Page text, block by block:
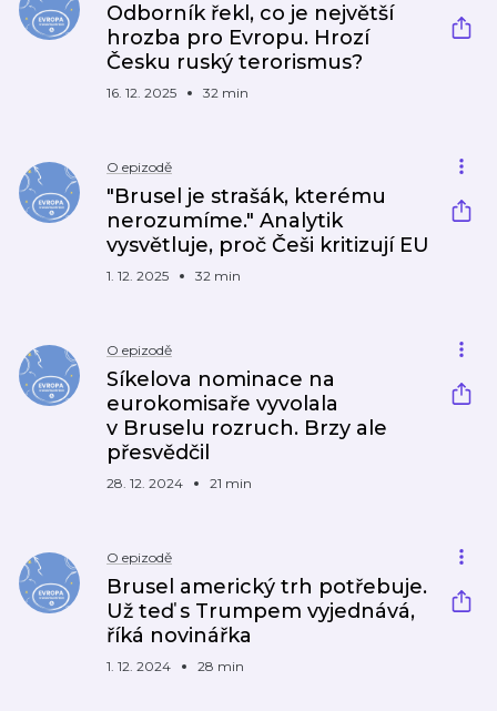
Odborník řekl, co je největší
hrozba pro Evropu. Hrozí
Česku ruský terorismus?
16. 12. 2025 32 min
O epizodě
"Brusel je strašák, kterému
nerozumíme." Analytik
vysvětluje, proč Češi kritizují EU
1. 12. 2025 32 min
O epizodě
Síkelova nominace na
eurokomisaře vyvolala
v Bruselu rozruch. Brzy ale
přesvědčil
28. 12. 2024 21 min
O epizodě
Brusel americký trh potřebuje.
Už teď s Trumpem vyjednává,
říká novinářka
1. 12. 2024 28 min